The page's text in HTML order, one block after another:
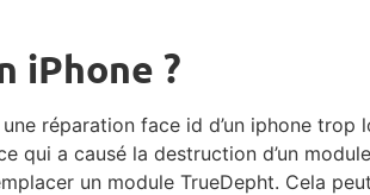
iPhone ?
réparation face id d’un iphone trop
a causé la destruction d’un
un module TrueDepht. Cela